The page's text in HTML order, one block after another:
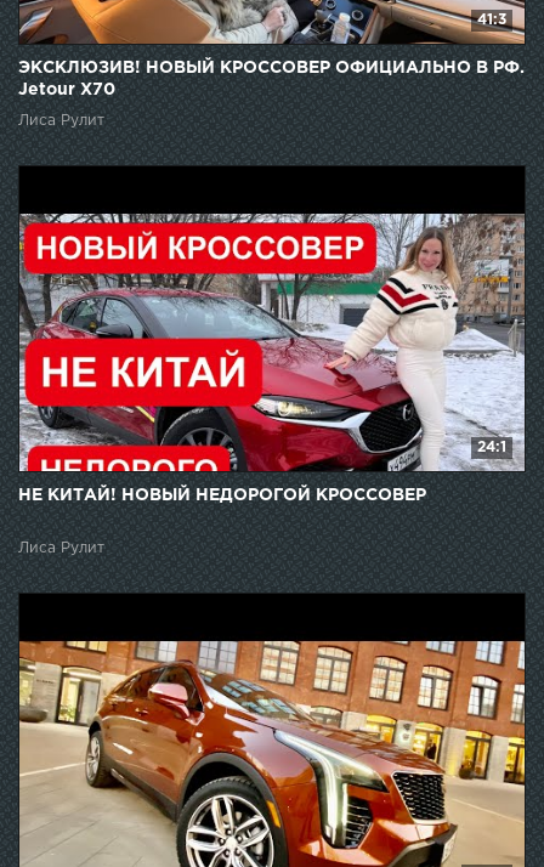
41:3
ЭКСКЛЮЗИВ! НОВЫЙ КРОССОВЕР ОФИЦИАЛЬНО В РФ.
Jetour X70
Лиса Рулит
24:1
НЕ КИТАЙ! НОВЫЙ НЕДОРОГОЙ КРОССОВЕР
Лиса Рулит